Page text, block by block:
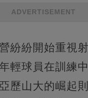
ADVERTISEMENT
紛紛開始重視
輕球員在訓練
歷山大的崛起